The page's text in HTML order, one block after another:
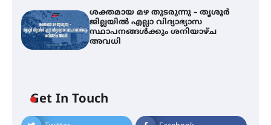
ശക്തമായ മഴ തുടരുന്നു – തൃശൂർ
ജില്ലയിൽ എല്ലാ വിദ്യാഭ്യാസ
സ്ഥാപനങ്ങൾക്കും ശനിയാഴ്ച
അവധി
Get In Touchഐ.ടി.യു. ബാങ്കിലെ
നിക്ഷേപകർക്ക് പണം തിരികെ
ലഭ്യമാക്കാൻ കേന്ദ്ര-കേരള